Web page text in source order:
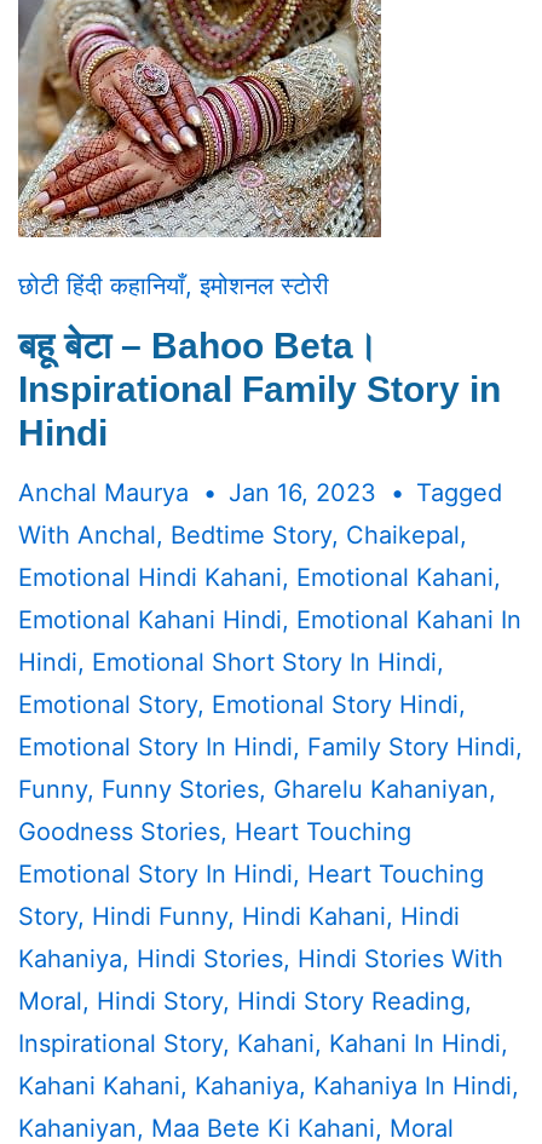
छोटी हिंदी कहानियाँ,इमोशनल स्टोरी
बहू बेटा – Bahoo Beta।
Inspirational Family Story in
Hindi
Anchal Maurya Jan 16, 2023
Tagged
With Anchal, Bedtime Story, Chaikepal,
Emotional Hindi Kahani, Emotional Kahani,
Emotional Kahani Hindi, Emotional Kahani In
Hindi, Emotional Short Story In Hindi,
Emotional Story, Emotional Story Hindi,
Emotional Story In Hindi, Family Story Hindi,
Funny, Funny Stories, Gharelu Kahaniyan,
Goodness Stories, Heart Touching
Emotional Story In Hindi, Heart Touching
Story, Hindi Funny, Hindi Kahani, Hindi
Kahaniya, Hindi Stories, Hindi Stories With
Moral, Hindi Story, Hindi Story Reading,
Inspirational Story, Kahani, Kahani In Hindi,
Kahani Kahani, Kahaniya, Kahaniya In Hindi,
Kahaniyan, Maa Bete Ki Kahani, Moral